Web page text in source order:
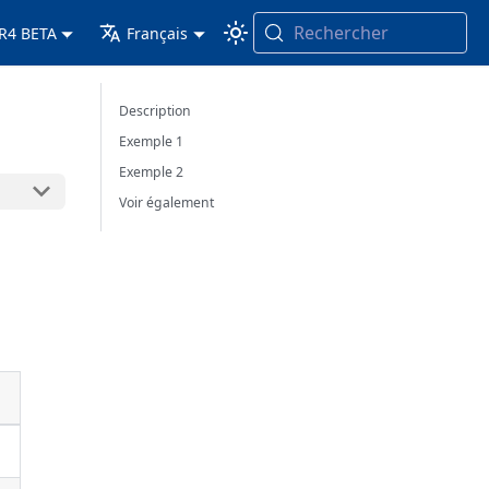
BETA Français Rechercher
Description
Exemple 1
Exemple 2
Voir également